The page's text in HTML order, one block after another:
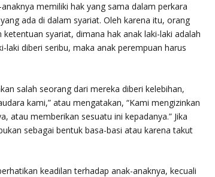
memiliki hak yang sama dalam perkara
ada di dalam syariat. Oleh karena itu, orang
syariat, dimana hak anak laki-laki adalah
laki diberi seribu, maka anak perempuan harus
salah seorang dari mereka diberi kelebihan,
kami,”atau mengatakan, “Kami mengizinkan
atau memberikan sesuatu ini kepadanya.”Jika
sebagai bentuk basa-basi atau karena takut
keadilan terhadap anak-anaknya, kecuali